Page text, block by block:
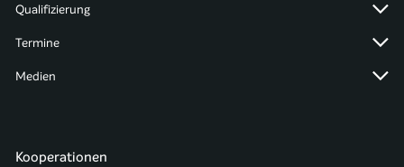
Qualifizierung
Termine
Medien
Kooperationen